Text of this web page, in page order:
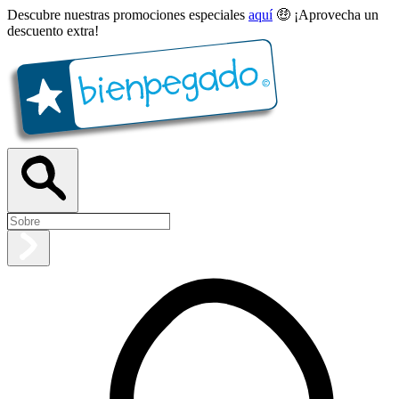
Descubre nuestras promociones especiales aquí🤑 ¡Aprovecha un
descuento extra!